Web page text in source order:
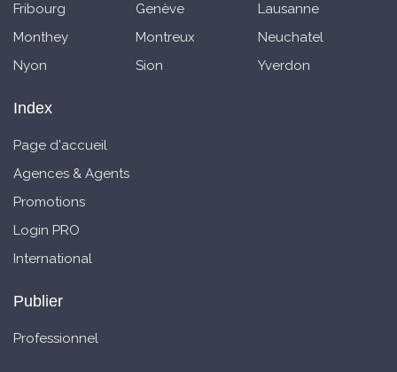
Fribourg Genève
Lausanne
Monthey
Montreux
Neuchatel
Nyon
Sion Yverdon
Index
Page d'accueil
Agences & Agents
Promotions
Login PRO
International
Publier
Professionnel